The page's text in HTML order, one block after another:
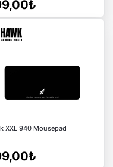
XXL 940 Mousepad